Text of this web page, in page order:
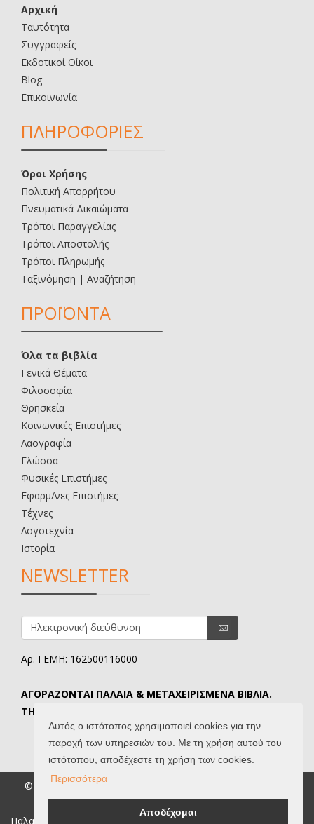
Αυτός ο ιστότοπος χρησιμοποιεί cookies για την
παροχή των υπηρεσιών του. Με τη χρήση αυτού του
ιστότοπου, αποδέχεστε τη χρήση των cookies.
Περισσότερα
Αποδέχομαι
Αρχική
Ταυτότητα
Συγγραφείς
Εκδοτικοί Οίκοι
Blog
Επικοινωνία
ΠΛΗΡΟΦΟΡΙΕΣ
Όροι Χρήσης
Πολιτική Απορρήτου
Πνευματικά Δικαιώματα
Τρόποι Παραγγελίας
Τρόποι Αποστολής
Τρόποι Πληρωμής
Ταξινόμηση | Αναζήτηση
ΠΡΟΪΟΝΤΑ
Όλα τα βιβλία
Γενικά Θέματα
Φιλοσοφία
Θρησκεία
Κοινωνικές Επιστήμες
Λαογραφία
Γλώσσα
Φυσικές Επιστήμες
Εφαρμ/νες Επιστήμες
Τέχνες
Λογοτεχνία
Ιστορία
NEWSLETTER
Αρ. ΓΕΜΗ: 162500116000
ΑΓΟΡΑΖΟΝΤΑΙ ΠΑΛΑΙΑ & ΜΕΤΑΧΕΙΡΙΣΜΕΝΑ ΒΙΒΛΙΑ.
ΤΗΛ. ΕΠΙΚΟΙΝΩΝΙΑΣ: 6907645346.
© 2026 Βιβλιοδίφης. All Rights Reserved. |
Created byIntelSoft
Παλαιοβιβλιοπωλείο, παλαιά βιβλία, σπάνια βιβλία, συλλεκτικά